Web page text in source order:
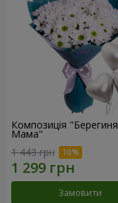
Композиція "Берегиня
Мама"
1 443 грн
Замовити